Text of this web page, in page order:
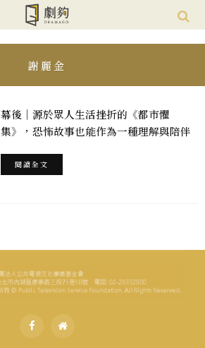
謝麗金
幕後｜源於眾人生活挫折的《都市懼
集》，恐怖故事也能作為一種理解與陪伴
閱讀全文